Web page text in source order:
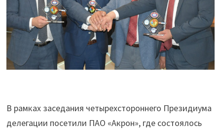
В рамках заседания четырехстороннего Президиума
делегации посетили ПАО «Акрон», где состоялось